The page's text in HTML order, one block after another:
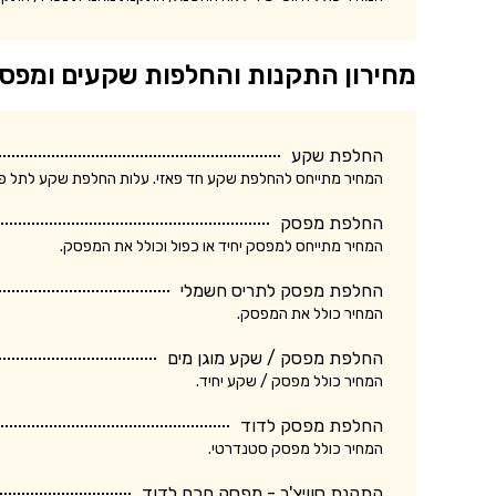
מחירון התקנות והחלפות שקעים
החלפת שקע
המחיר מתייחס להחלפת שקע חד פאזי. עלות החלפת שקע לתל פאזי
החלפת מפסק
המחיר מתייחס למפסק יחיד או כפול וכולל את המפסק.
החלפת מפסק לתריס חשמלי
המחיר כולל את המפסק.
החלפת מפסק / שקע מוגן מים
המחיר כולל מפסק / שקע יחיד.
החלפת מפסק לדוד
המחיר כולל מפסק סטנדרטי.